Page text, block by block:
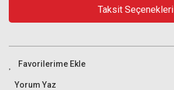
Taksit Seçenekleri
Yorum Yaz